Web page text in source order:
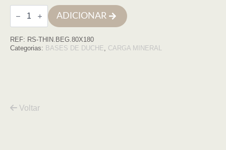
Quantidade
de
Base
duche
THIN
ADICIONAR
REF: RS-THIN.BEG.80X180
Categorias: BASES DE DUCHE, CARGA MINERAL
Voltar